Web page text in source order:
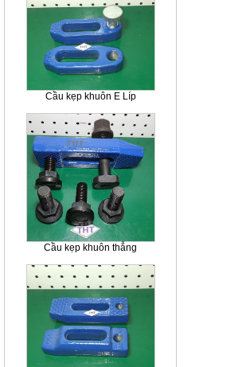
Cầu kẹp khuôn E Líp
Cầu kẹp khuôn thẳng